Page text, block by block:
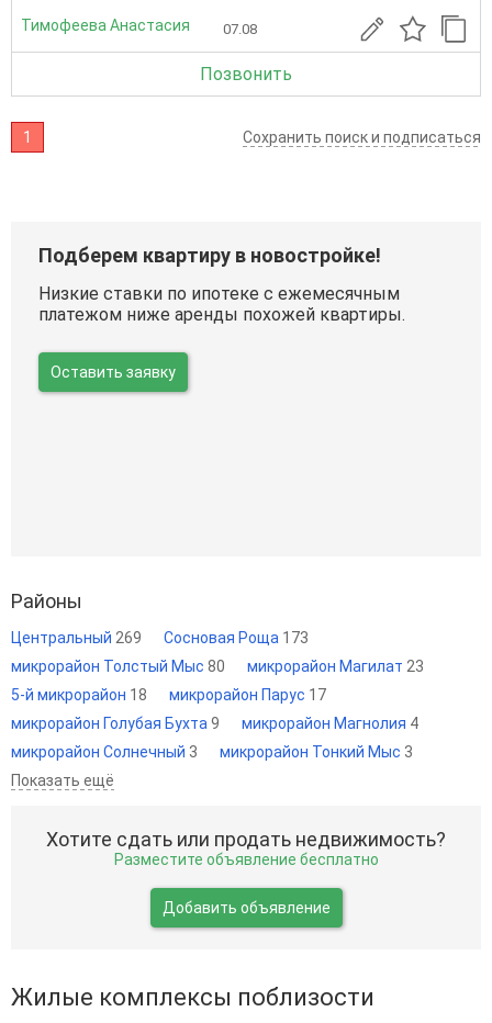
Тимофеева Анастасия 07.08
Позвонить
1 Сохранить поиск и подписаться
Подберем квартиру в новостройке!
Низкие ставки по ипотеке с ежемесячным
платежом ниже аренды похожей квартиры.
Оставить заявку
Районы
Центральный 269 Сосновая Роща 173
микрорайон Толстый Мыс 80 микрорайон Магилат 23
5-й микрорайон 18 микрорайон Парус 17
микрорайон Голубая Бухта 9 микрорайон Магнолия 4
микрорайон Солнечный 3 микрорайон Тонкий Мыс 3
Показать ещё
Хотите сдать или продать недвижимость?
Разместите объявление бесплатно
Добавить объявление
Жилые комплексы поблизости